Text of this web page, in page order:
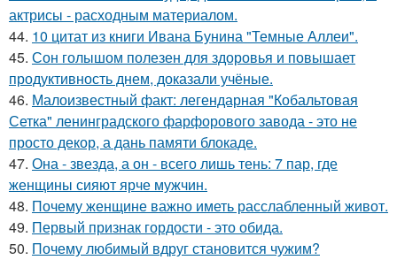
актрисы - расходным материалом.
44. 10 цитат из книги Ивана Бунина "Темные Аллеи".
45. Сон голышом полезен для здоровья и повышает
продуктивность днем, доказали учёные.
46. Малоизвестный факт: легендарная "Кобальтовая
Сетка" ленинградского фарфорового завода - это не
просто декор, а дань памяти блокаде.
47. Она - звезда, а он - всего лишь тень: 7 пар, где
женщины сияют ярче мужчин.
48. Почему женщине важно иметь расслабленный живот.
49. Первый признак гордости - это обида.
50. Почему любимый вдруг становится чужим?